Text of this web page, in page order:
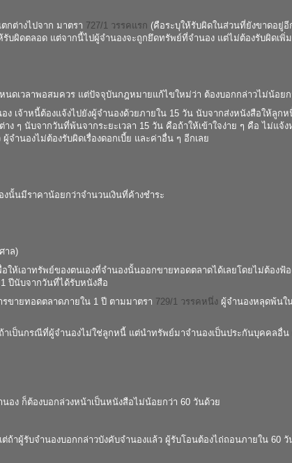
กต่างไปจาก มาตรา 727/1 วรรคแรก (คือระบุให้รับผิดในส่วนที่ยังขาดอยู่
บผิดตลอด แต่จากนี้ไปผู้จำนองจะถูกยึดทรัพย์ที่จำนอง แต่ไม่ต้องรับผิดเพิ่
นดเวลาพอสมควร แต่ปัจจุบันกฎหมายแก้ไขใหม่ว่า ต้องบอกกล่าวไม่น้อยก
เจ้าหนี้ต้องแจ้งไปยังผู้จำนองด้วยภายใน 15 วัน นับจากส่งหนังสือให้ลูก
ๆ นับจากวันที่พ้นจากระยะเวลา 15 วัน คือถ้าให้เข้าใจง่าย ๆ คือ ไม่แจ้
ำนองไม่ต้องรับผิดเรื่องดอกเบี้ย และค่าอื่น ๆ อีกเลย
นั้นมีราคาน้อยกว่าจำนวนเงินที่ค้างชำระ
าล)
ห้เอาทรัพย์ของตนเองที่จำนองนั้นออกขายทอดตลาดได้เลยโดยไม่ต้องฟ้
ปีนับจากวันที่ได้รับหนังสือ
รขายทอดตลาดภายใน 1 ปี ตามมาตรา 729/1 วรรคหนึ่ง ผู้จำนองหลุดพ้นใ
าเป็นกรณีที่ผู้จำนองไม่ใช่ลูกหนี้ แต่นำทรัพย์มาจำนองเป็นประกันบุคคลอื่น
อง ก็ต้องบอกล่วงหน้าเป็นหนังสือไม่น้อยกว่า 60 วันด้วย
ถ้าผู้รับจำนองบอกกล่าวบังคับจำนองแล้ว ผู้รับโอนต้องไถ่ถอนภายใน 60